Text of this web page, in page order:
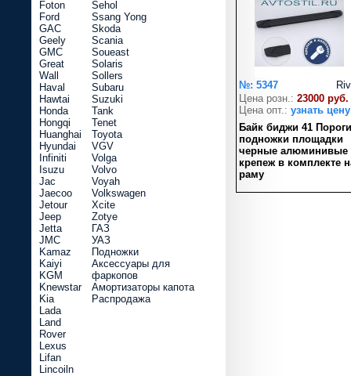
№: 5347
Цена розн.: 23000 руб.
Цена опт.: узнать цену
Байк биджи 41 Пороги
подножки площадки
черные алюминивые
крепеж в комплекте
раму
Foton
Ford
GAC
Geely
GMC
Great
Wall
Haval
Hawtai
Honda
Hongqi
Huanghai
Hyundai
Infiniti
Isuzu
Jac
Jaecoo
Jetour
Jeep
Jetta
JMC
Kamaz
Kaiyi
KGM
Knewstar
Kia
Lada
Land
Rover
Lexus
Lifan
Lincoiln
Sehol
Ssang Yong
Skoda
Scania
Soueast
Solaris
Sollers
Subaru
Suzuki
Tank
Tenet
Toyota
VGV
Volga
Volvo
Voyah
Volkswagen
Xcite
Zotye
ГАЗ
УАЗ
Подножки
Аксессуары для
фаркопов
Амортизаторы капота
Распродажа